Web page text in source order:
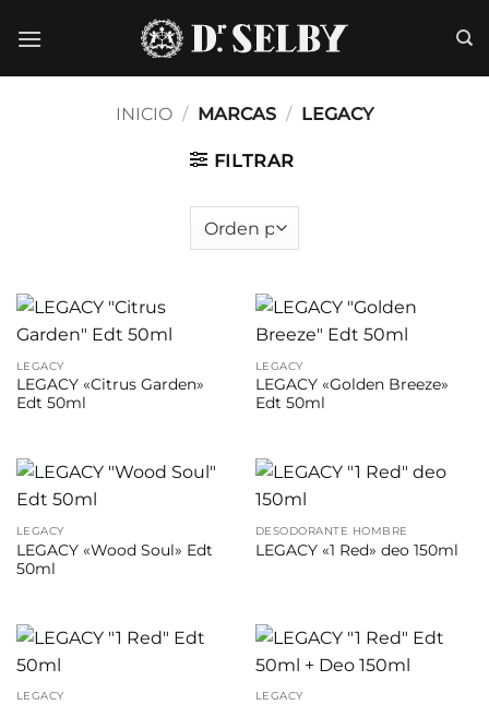
INICIO / MARCAS / LEGACY
FILTRAR
LEGACY
LEGACY «Citrus Garden»
Edt 50ml
LEGACY
LEGACY «Golden Breeze»
Edt 50ml
LEGACY
LEGACY «Wood Soul» Edt
50ml
DESODORANTE HOMBRE
LEGACY «1 Red» deo 150ml
LEGACY LEGACY